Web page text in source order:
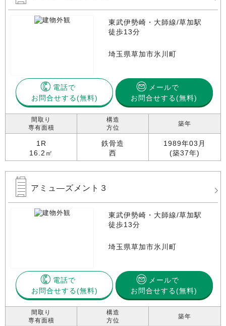
東武伊勢崎・大師線/草加駅
徒歩13分
埼玉県草加市氷川町
電話で
お問合せする
メールで
お問合せする(無料)
間取り
専有面積
1R
16.2㎡
構造
方位
鉄骨造
西
築年
1989年03月
(築37年)
アミュ―ズメント３
東武伊勢崎・大師線/草加駅
徒歩13分
埼玉県草加市氷川町
電話で
お問合せする
メールで
お問合せする(無料)
間取り
専有面積
構造
方位
築年